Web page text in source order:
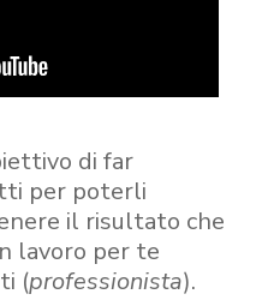
di far
per poterli
il risultato che
lavoro per te
(professionista).